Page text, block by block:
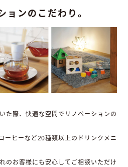
ョンのこだわり。
た際、快適な空間でリノベーションの
ーヒーなど20種類以上のドリンクメニ
のお客様にも安心してご相談いただけ